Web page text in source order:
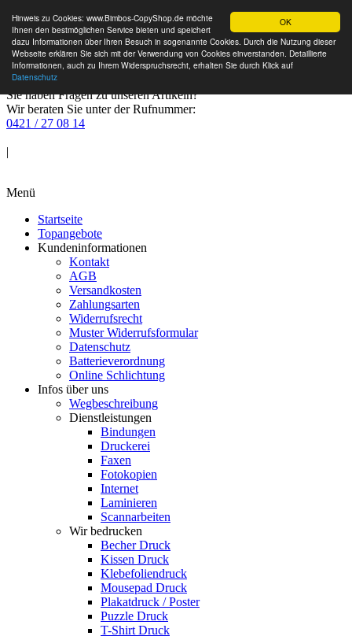
OK
Hinweis zu Cookies: www.Bimbos-CopyShop.de möchte
Ihnen den bestmöglichen Service bieten und speichert
dazu Informationen über Ihren Besuch in sogenannte Cookies. Durch die Nutzung dieser
Webseite erklären Sie sich mit der Verwendung von Cookies einverstanden. Detaillierte
Informationen, auch zu Ihrem Widerspruchsrecht, erhalten Sie durch Klick auf
Datenschutz
Sie haben Fragen zu unseren Artikeln?
Wir beraten Sie unter der Rufnummer:
0421 / 27 08 14
|
Menü
Startseite
Topangebote
Kundeninformationen
Kontakt
AGB
Versandkosten
Zahlungsarten
Widerrufsrecht
Muster Widerrufsformular
Datenschutz
Batterieverordnung
Online Schlichtung
Infos über uns
Wegbeschreibung
Dienstleistungen
Bindungen
Druckerei
Faxen
Fotokopien
Internet
Laminieren
Scannarbeiten
Wir bedrucken
Becher Druck
Kissen Druck
Klebefoliendruck
Mousepad Druck
Plakatdruck / Poster
Puzzle Druck
T-Shirt Druck